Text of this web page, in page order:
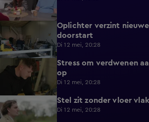
Oplichter verzint nieuwe
doorstart
Di 12 mei, 20:28
0:52
Stress om verdwenen
op
Di 12 mei, 20:28
0:54 Stel zit zonder vloer
Di 12 mei, 20:28